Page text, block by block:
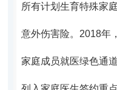
所有计划生育特殊家
意外伤害险。2018年
家庭成员就医绿色通